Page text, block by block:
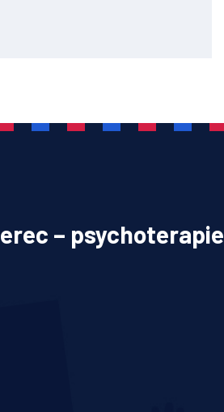
– psychoterapie